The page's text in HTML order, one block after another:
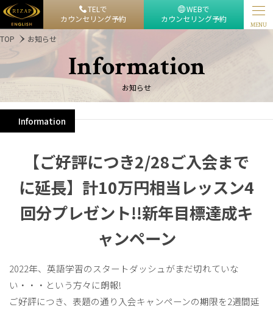
TELで
カウンセリング予約
WEBで
カウンセリング予約
MENU
Information
お知らせ
TOP お知らせ
Information
【ご好評につき2/28ご入会まで
に延長】計10万円相当レッスン4
回分プレゼント!!新年目標達成キ
ャンペーン
2022年、英語学習のスタートダッシュがまだ切れていな
い・・・という方々に朗報!
ご好評につき、表題の通り入会キャンペーンの期限を2週間延